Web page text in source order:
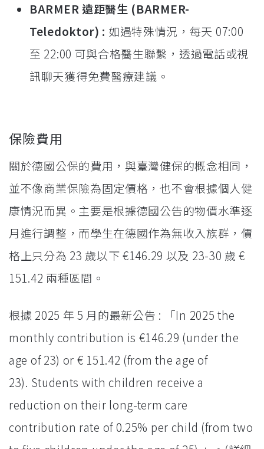
BARMER 遠距醫生 (BARMER-
Teledoktor) : 如遇特殊情況，每天 07:00
至 22:00 可與合格醫生聯繫，透過電話或視
訊聊天獲得免費醫療建議。
保險費用
關於德國公保的費用，與臺灣健保的概念相同，
並不像商業保險為固定價格，也不會根據個人健
康情況而異。主要是根據德國公告的物價水準逐
月進行調整，而學生在德國作為無收入族群，價
格上只分為 23 歲以下 €146.29 以及 23-30 歲 €
151.42 兩種區間。
根據 2025 年 5 月的最新公告 : 「In 2025 the
monthly contribution is €146.29 (under the
age of 23) or € 151.42 (from the age of
23). Students with children receive a
reduction on their long-term care
contribution rate of 0.25% per child (from two